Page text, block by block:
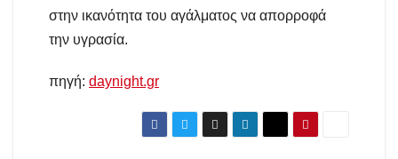
στην ικανότητα του αγάλματος να απορροφά
την υγρασία.
πηγή: daynight.gr